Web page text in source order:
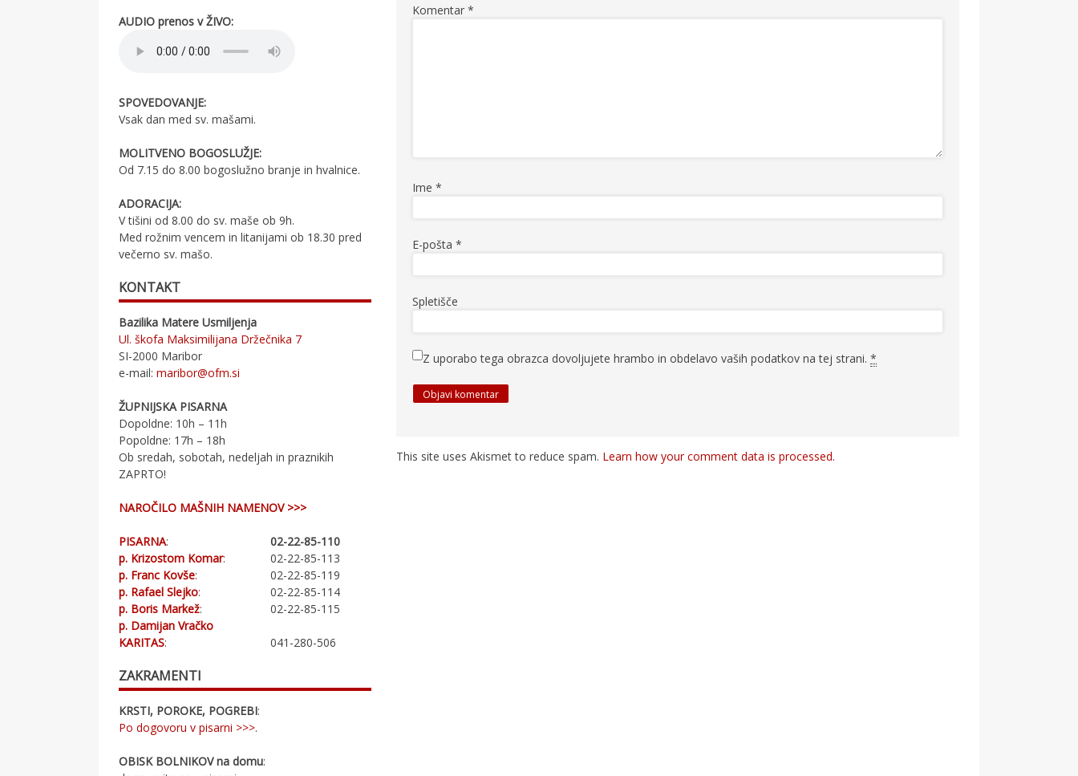
Komentar *
Ime *
E-pošta *
Spletišče
Z uporabo tega obrazca dovoljujete hrambo in obdelavo vaših podatkov na tej strani. *
This site uses Akismet to reduce spam. Learn how your comment data is processed.
AUDIO prenos v ŽIVO:
SPOVEDOVANJE:
Vsak dan med sv. mašami.
MOLITVENO BOGOSLUŽJE:
Od 7.15 do 8.00 bogoslužno branje in hvalnice.
ADORACIJA:
V tišini od 8.00 do sv. maše ob 9h.
Med rožnim vencem in litanijami ob 18.30 pred
večerno sv. mašo.
KONTAKT
Bazilika Matere Usmiljenja
Ul. škofa Maksimilijana Držečnika 7
SI-2000 Maribor
e-mail:maribor@ofm.si
ŽUPNIJSKA PISARNA
Dopoldne: 10h – 11h
Popoldne: 17h – 18h
Ob sredah, sobotah, nedeljah in praznikih
ZAPRTO!
NAROČILO MAŠNIH NAMENOV >>>
PISARNA:
02-22-85-110
p. Krizostom Komar:
02-22-85-113
p. Franc Kovše:
02-22-85-119
p. Rafael Slejko:
02-22-85-114
p. Boris Markež:
02-22-85-115
p. Damijan Vračko
KARITAS: 041-280-506
ZAKRAMENTI
KRSTI, POROKE, POGREBI:
Po dogovoru v pisarni >>>.
OBISK BOLNIKOV na domu: